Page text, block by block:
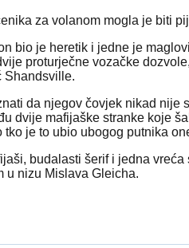
za volanom mogla je biti
bio je heretik i jedne je
proturječne vozačke
Shandsville.
da njegov čovjek nikad
dvije mafijaške stranke koje
je to ubio ubogog putnika
budalasti šerif i jedna
u nizu Mislava Gleicha.